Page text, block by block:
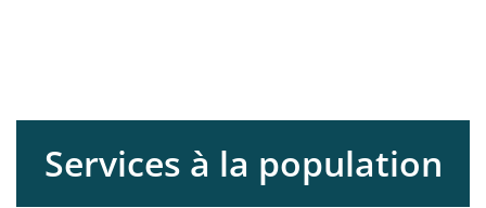
Services à la population